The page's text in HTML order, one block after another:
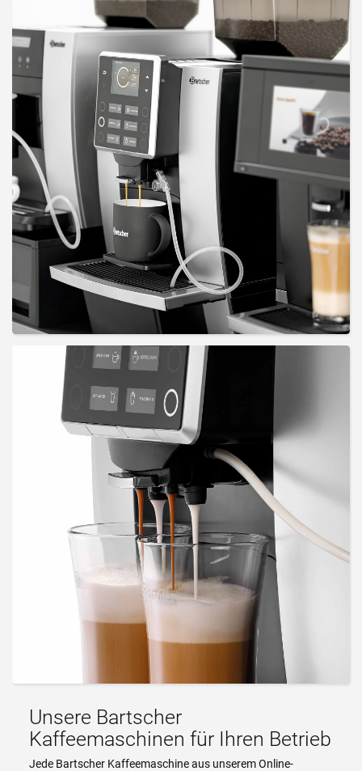
Unsere Bartscher
Kaffeemaschinen für Ihren Betrieb
Jede Bartscher Kaffeemaschine aus unserem Online-